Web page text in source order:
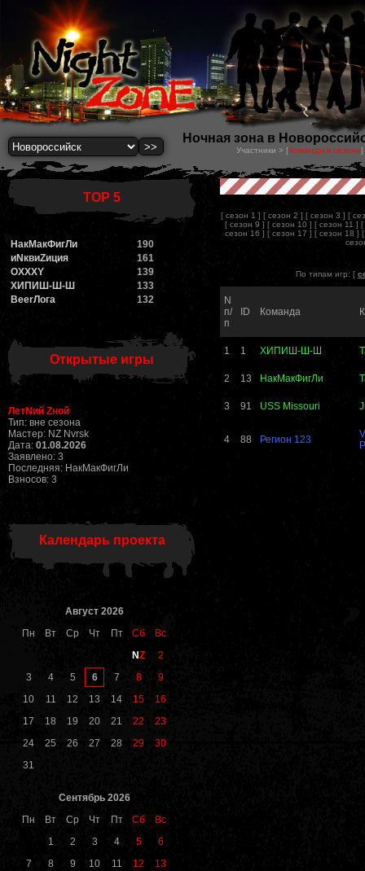
Ночная зона в
Участники > [Команды в сезоне]
TOP 5
НакМакФигЛи
190
иNквиZиция
161
OXXXY
139
ХИПИШ-Ш-Ш
133
BeerЛога
132
Открытые игры
ЛетNий Zной
Тип: вне сезона
Мастер: NZ Nvrsk
Дата: 01.08.2026
Заявлено: 3
Последняя: НакМакФигЛи
Взносов: 3
Календарь проекта
Август 2026
Пн
Вт Ср Чт Пт Сб
Вс
NZ
2
3
4 5 6 7 8
9
10
11 12 13 14 15
16
17
18 19 20 21 22
23
24
25 26 27 28 29
30
31
Сентябрь 2026
Пн
Вт Ср Чт Пт Сб
Вс
1
2 3 4 5
6
7
8 9 10 11 12
13
[ сезон 1 ] [ сезон 2 ] [ сезон 3 ] [
[ сезон 9 ] [ сезон 10 ] [ сезон 11 ]
сезон 16 ] [ сезон 17 ] [ сезон 18 ]
По типам игр: [
N
п/
п
ID Команда
1 1 ХИПИШ-Ш-Ш
2 13 НакМакФигЛи
3 91 USS Missouri
4 88 Регион 123